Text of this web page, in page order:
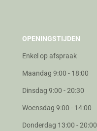
OPENINGSTIJDEN
Enkel op afspraak
Maandag 9:00 - 18:00
Dinsdag 9:00 - 20:30
Woensdag 9:00 - 14:00
Donderdag 13:00 - 20:00